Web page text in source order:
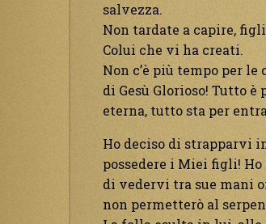
salvezza.
Non tardate a capire,
Colui che vi ha creati.
Non c’è più tempo per
di Gesù Glorioso! Tutto
eterna, tutto sta per
Ho deciso di strapparvi
possedere i Miei figli!
di vedervi tra sue mani
non permetterò al